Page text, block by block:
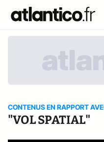
CONTENUS EN RAPPORT
"VOL SPATIAL"